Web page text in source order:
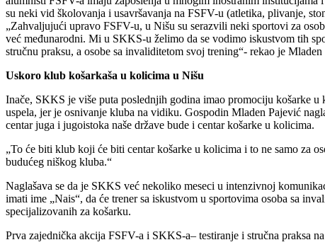
su neki vid školovanja i usavršavanja na FSFV-u (atletika, plivanje,
„Zahvaljujući upravo FSFV-u, u Nišu su serazvili neki sportovi za
već međunarodni. Mi u SKKS-u želimo da se vodimo iskustvom tih
stručnu praksu, a osobe sa invaliditetom svoj trening“- rekao je
Uskoro klub košarkaša u kolicima u Nišu
Inače, SKKS je više puta poslednjih godina imao promociju košarke
uspela, jer je osnivanje kluba na vidiku. Gospodin Mladen Pajević
centar juga i jugoistoka naše države bude i centar košarke u kolicima.
„To će biti klub koji će biti centar košarke u kolicima i to ne samo za
budućeg niškog kluba.“
Naglašava se da je SKKS već nekoliko meseci u intenzivnoj
imati ime „Nais“, da će trener sa iskustvom u sportovima osoba sa
specijalizovanih za košarku.
Prva zajednička akcija FSFV-a i SKKS-a– testiranje i stručna praksa